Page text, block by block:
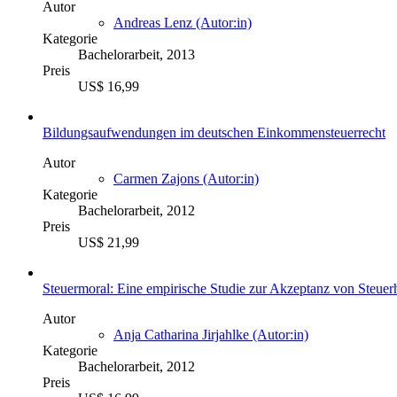
Autor
Andreas Lenz (Autor:in)
Kategorie
Bachelorarbeit, 2013
Preis
US$ 16,99
Bildungsaufwendungen im deutschen Einkommensteuerrecht
Autor
Carmen Zajons (Autor:in)
Kategorie
Bachelorarbeit, 2012
Preis
US$ 21,99
Steuermoral: Eine empirische Studie zur Akzeptanz von
Autor
Anja Catharina Jirjahlke (Autor:in)
Kategorie
Bachelorarbeit, 2012
Preis